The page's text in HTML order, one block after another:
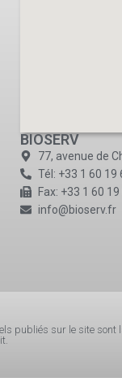
BIOSERV
77, avenue de
Tél: +33 1 60 19
Fax: +33 1 60
info@bioserv.fr
publiés sur le site sont